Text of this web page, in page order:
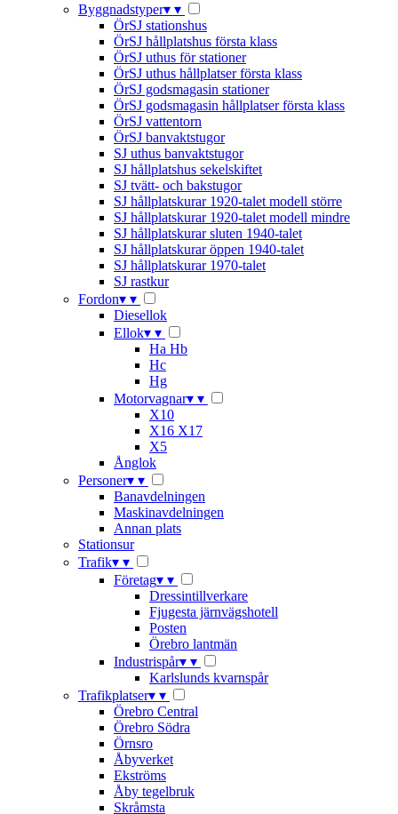
Byggnadstyper▾ ▾
ÖrSJ stationshus
ÖrSJ hållplatshus första klass
ÖrSJ uthus för stationer
ÖrSJ uthus hållplatser första klass
ÖrSJ godsmagasin stationer
ÖrSJ godsmagasin hållplatser första klass
ÖrSJ vattentorn
ÖrSJ banvaktstugor
SJ uthus banvaktstugor
SJ hållplatshus sekelskiftet
SJ tvätt- och bakstugor
SJ hållplatskurar 1920-talet modell större
SJ hållplatskurar 1920-talet modell mindre
SJ hållplatskurar sluten 1940-talet
SJ hållplatskurar öppen 1940-talet
SJ hållplatskurar 1970-talet
SJ rastkur
Fordon▾ ▾
Diesellok
Ellok▾ ▾
Ha Hb
Hc
Hg
Motorvagnar▾ ▾
X10
X16 X17
X5
Ånglok
Personer▾ ▾
Banavdelningen
Maskinavdelningen
Annan plats
Stationsur
Trafik▾ ▾
Företag▾ ▾
Dressintillverkare
Fjugesta järnvägshotell
Posten
Örebro lantmän
Industrispår▾ ▾
Karlslunds kvarnspår
Trafikplatser▾ ▾
Örebro Central
Örebro Södra
Örnsro
Åbyverket
Ekströms
Åby tegelbruk
Skråmsta